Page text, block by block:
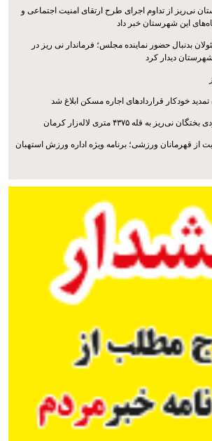
نی‌ریز از تداوم اجرای طرح ارتقای امنیت اجتماعی و
این شهرستان خبر داد
بدنبال حضور نماینده مجلس؛ فرماندار نی ریز در
دیدار کرد
خودکار قراردادهای اجاره مسکن ابلاغ شد
به قله ۴۳۷۵ متری لاله‌زار کرمان
از قهرمانان ورزشی؛ برنامه ویژه اداره ورزش استهبان